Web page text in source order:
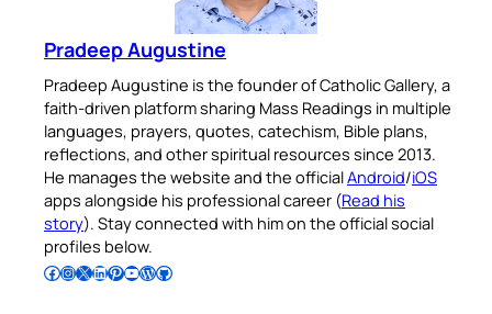
Pradeep Augustine
Pradeep Augustine is the founder of Catholic Gallery, a
faith-driven platform sharing Mass Readings in multiple
languages, prayers, quotes, catechism, Bible plans,
reflections, and other spiritual resources since 2013.
He manages the website and the officialAndroid/iOS
apps alongside his professional career (Read his
story). Stay connected with him on the official social
profiles below.
Follow Pradeep on Facebook Follow Pradeep on InstagramFollow Pradeep on X Follow Pradeep on LinkedIn Follow Pradeep on Pinterest Subscribe to Pradeep’s Youtube Channel Follow Pradeep on WordPress Follow Pradeep on GitHub